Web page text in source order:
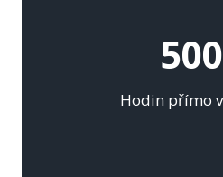
Hodin přímo